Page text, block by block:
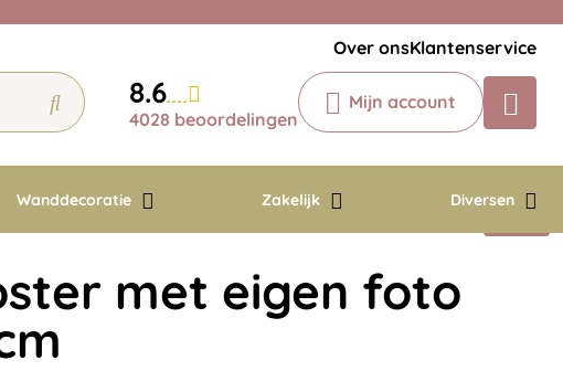
Over onsKlantenservice
8.6
4028 beoordelingen
Mijn account
Wanddecoratie Zakelijk Diversen
Chatbot
Chat 24/7 met onze chatbot voor
Contact
met eigen foto